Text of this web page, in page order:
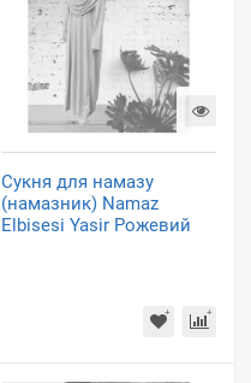
Сукня для намазу
(намазник) Namaz
Elbisesi Yasir Рожевий